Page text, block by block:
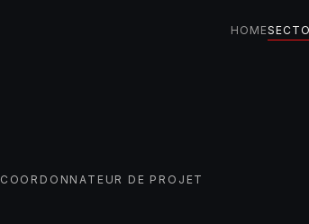
HOME
COORDONNATEUR DE PROJET